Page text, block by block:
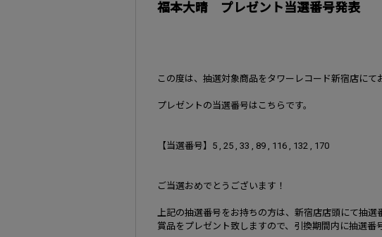
福本大晴 プレゼント当選番号発表
この度は、抽選対象商品をタワーレコード新宿店にて
プレゼントの当選番号はこちらです。
【当選番号】5 , 25 , 33 , 89 , 116 , 132 , 170
ご当選おめでとうございます！
上記の抽選番号をお持ちの方は、新宿店店頭にて抽選
賞品をプレゼント致しますので、引換期間内に抽選番